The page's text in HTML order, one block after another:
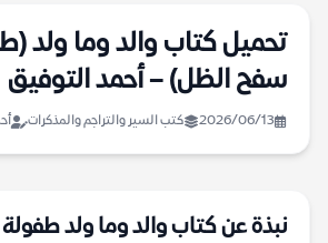
تحميل كتاب والد وما ولد
سفح الظل) – أحمد التوفيق
2026/06/13 كتب السير والتراجم والمذكرات
نبذة عن كتاب والد وما ولد